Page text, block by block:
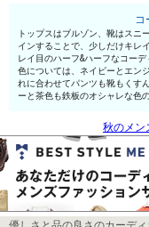
コ
トップスはブルゾン、靴はスニ
インすることで、少しだけキレ
レイ目のハーフ&ハーフなコーデ
色については、ネイビーとエン
れに合わせてパンツも靴もくす
ーと茶色も鉄板のオシャレな色
秋のメン